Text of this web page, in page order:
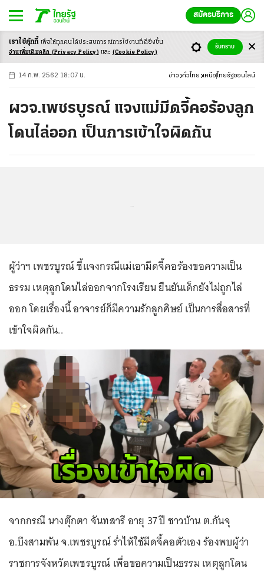
สมัครบริการ
-ก ก ก+
14 ก.พ. 2562 18:07 น. ข่าว ทั่วไทย เหนือ ไทยรัฐออนไลน์
ผวจ.เพชรบูรณ์ แจงแม่มีดจี้คอร้องลูก
โดนไล่ออก เป็นการเข้าใจผิดกัน
ผู้ว่าฯ เพชรบูรณ์ ชี้แจงกรณีแม่เอามีดจี้คอร้องขอความเป็น
ธรรม เหตุลูกโดนไล่ออกจากโรงเรียน ยืนยันเด็กยังไม่ถูกไล่
ออก โดยเรื่องนี้ อาจารย์ก็มีความรักลูกศิษย์ เป็นการสื่อสารที่
เข้าใจผิดกัน..
จากกรณี นางตุ๊กตา จันทสารี อายุ 37 ปี ชาวบ้าน ต.กันจุ
อ.บึงสามพัน จ.เพชรบูรณ์ ร่ำไห้ใช้มีดจี้คอตัวเอง ร้องพบผู้ว่า
ราชการจังหวัดเพชรบูรณ์ เพื่อขอความเป็นธรรม เหตุลูกโดน
เราใช้คุ้กกี้ เพื่อให้ทุกคนได้ประสบการณ์การใช้งานที่ดียิ่งขึ้น
อ่านเพิ่มเติมคลิก (Privacy Policy) และ (Cookie Policy)
รับทราบ